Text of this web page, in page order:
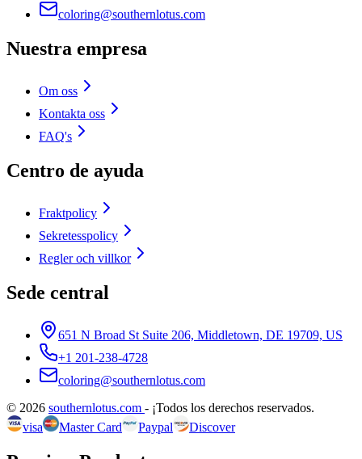
coloring@southernlotus.com
Nuestra empresa
Om oss
Kontakta oss
FAQ's
Centro de ayuda
Fraktpolicy
Sekretesspolicy
Regler och villkor
Sede central
651 N Broad St Suite 206, Middletown, DE 19709, US
+1 201-238-4728
coloring@southernlotus.com
© 2026 southernlotus.com - ¡Todos los derechos reservados.
visa
Master Card Paypal Discover